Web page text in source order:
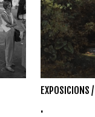
EXPOSICIONS /
.